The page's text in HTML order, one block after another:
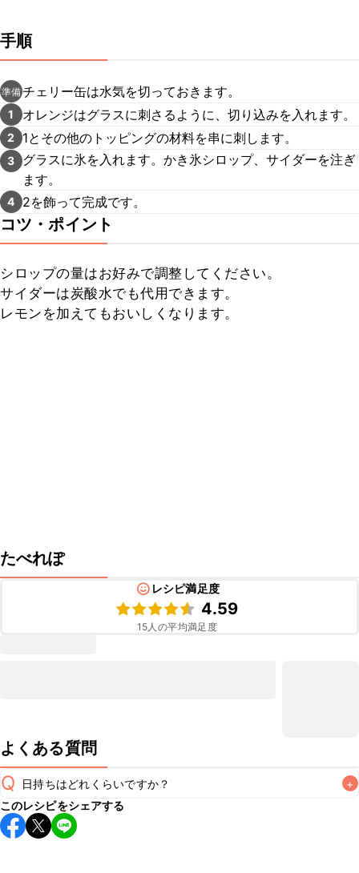
手順
準備チェリー缶は水気を切っておきます。
1 オレンジはグラスに刺さるように、切り込みを入れます。
2 1とその他のトッピングの材料を串に刺します。
3
グラスに氷を入れます。かき氷シロップ、サイダーを注ぎ
ます。
4 2を飾って完成です。
コツ・ポイント
シロップの量はお好みで調整してください。
サイダーは炭酸水でも代用できます。
レモンを加えてもおいしくなります。
たべれぽ
レシピ満足度
4.59
15人の平均満足度
よくある質問
Q 日持ちはどれくらいですか？ +
こちらのレシピは出来たてをお召し上がりいただくことをお
すすめします。
このレシピをシェアする